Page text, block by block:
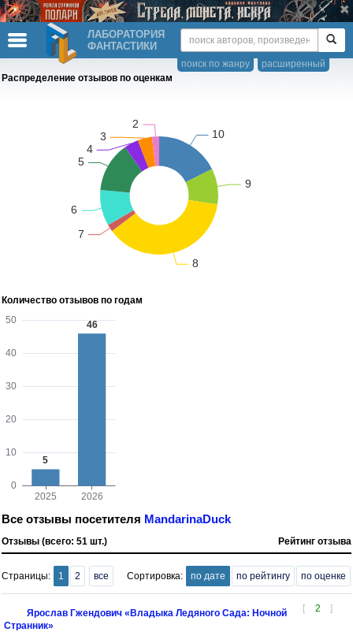
ЛАБОРАТОРИЯ
ФАНТАСТИКИ
расширенный
поиск по жанру
Распределение отзывов по оценкам
Количество отзывов по годам
Все отзывы посетителя MandarinaDuck
Отзывы (всего: 51 шт.) Рейтинг отзыва
Страницы: 1 2 все Сортировка: по дате по рейтингу по оценке
[ 2 ]
Ярослав Гжендович «Владыка Ледяного Сада: Ночной
Странник»